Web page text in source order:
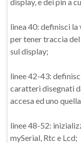
linea 40: definisci
per tener traccia del
sul display;
linee 42-43:
caratteri disegnati
accesa ed uno
linee 48-52:
mySerial, Rtc e Lcd;